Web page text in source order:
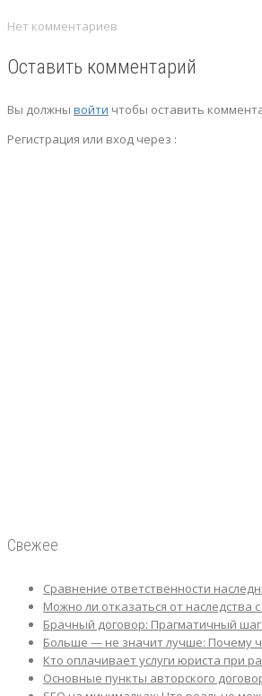
Нет комментариев
Оставить комментарий
Вы должны войти чтобы оставить
Регистрация или вход через :
Свежее
Сравнение ответственности
Можно ли отказаться от наследства
Брачный договор: Прагматичный
Больше — не значит лучше: Почему
Кто оплачивает услуги юриста при
Основные пункты авторского